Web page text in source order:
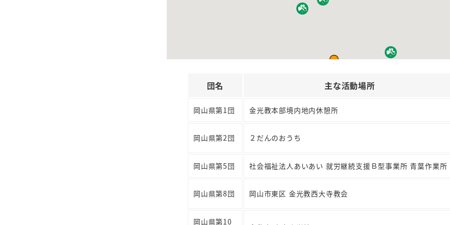
団名 主な活動場所
岡山県第1団 金光教本部境内地内休憩所
岡山県第2団 ２だんのおうち
岡山県第5団 社会福祉法人あいあい 就労継続支援Ｂ型事業所 青葉作業所
岡山県第8団 岡山市東区 金光教西大寺教会
岡山県第10